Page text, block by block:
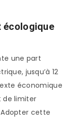
écologique
une part
jusqu’à 12
économique
de limiter
Adopter cette